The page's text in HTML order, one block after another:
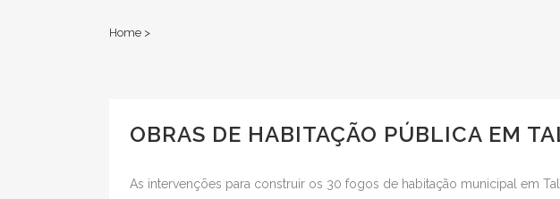
Home >
OBRAS DE HABITAÇÃO PÚBLICA EM
As intervenções para construir os 30 fogos de habitação municipal em